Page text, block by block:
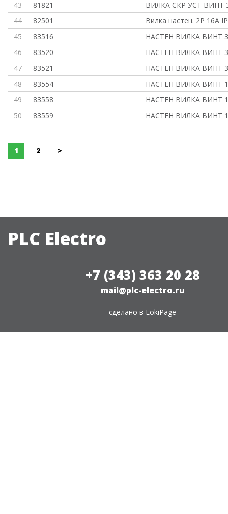
43
81821
ВИЛКА СКР УСТ ВИНТ
44
82501
Вилка настен. 2P 16А
45
83516
НАСТЕН ВИЛКА ВИНТ
46
83520
НАСТЕН ВИЛКА ВИНТ
47
83521
НАСТЕН ВИЛКА ВИНТ
48
83554
НАСТЕН ВИЛКА ВИНТ
49
83558
НАСТЕН ВИЛКА ВИНТ
50
83559 НАСТЕН ВИЛКА ВИНТ
1 2 >
PLC Electro
+7 (343) 363 20 28
mail@plc-electro.ru
сделано в LokiPage